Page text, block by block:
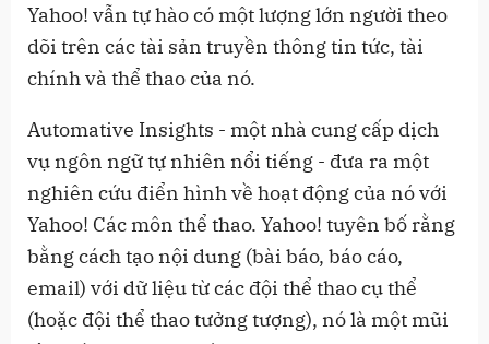
Yahoo! vẫn tự hào có một lượng lớn người theo
dõi trên các tài sản truyền thông tin tức, tài
chính và thể thao của nó.
Automative Insights - một nhà cung cấp dịch
vụ ngôn ngữ tự nhiên nổi tiếng - đưa ra một
nghiên cứu điển hình về hoạt động của nó với
Yahoo! Các môn thể thao. Yahoo! tuyên bố rằng
bằng cách tạo nội dung (bài báo, báo cáo,
email) với dữ liệu từ các đội thể thao cụ thể
(hoặc đội thể thao tưởng tượng), nó là một mũi